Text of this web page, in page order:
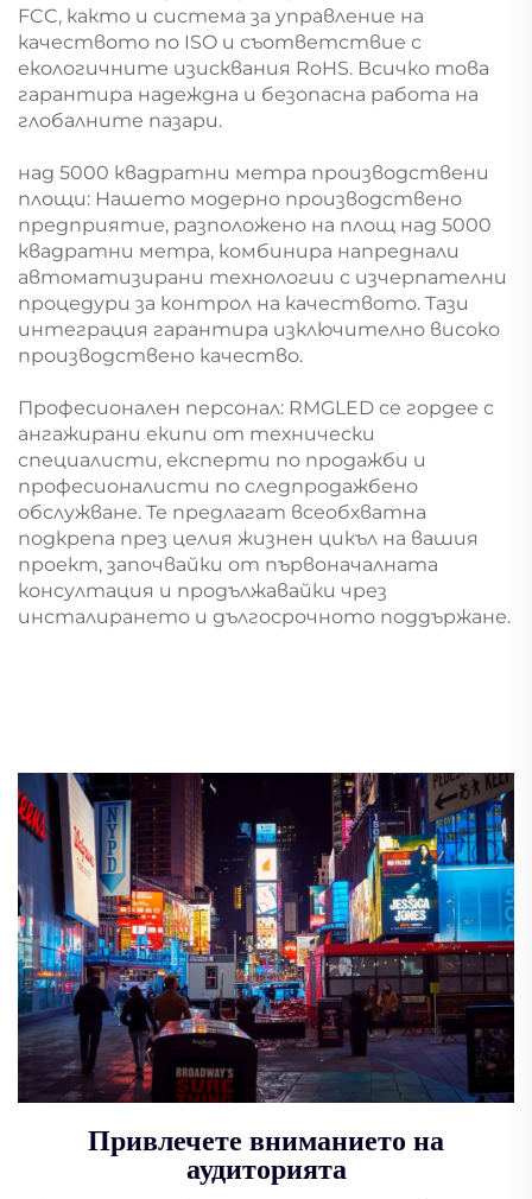
FCC, както и система за управление на
качеството по ISO и съответствие с
екологичните изисквания RoHS. Всичко това
гарантира надеждна и безопасна работа на
глобалните пазари.
над 5000 квадратни метра производствени
площи: Нашето модерно производствено
предприятие, разположено на площ над 5000
квадратни метра, комбинира напреднали
автоматизирани технологии с изчерпателни
процедури за контрол на качеството. Тази
интеграция гарантира изключително високо
производствено качество.
Професионален персонал: RMGLED се гордее с
ангажирани екипи от технически
специалисти, експерти по продажби и
професионалисти по следпродажбено
обслужване. Те предлагат всеобхватна
подкрепа през целия жизнен цикъл на вашия
проект, започвайки от първоначалната
консултация и продължавайки чрез
инсталирането и дългосрочното поддържане.
Привлечете вниманието на
аудиторията